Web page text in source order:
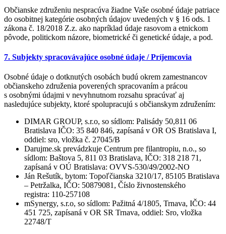
Občianske združeniu nespracúva žiadne Vaše osobné údaje patriace
do osobitnej kategórie osobných údajov uvedených v § 16 ods. 1
zákona č. 18/2018 Z.z. ako napríklad údaje rasovom a etnickom
pôvode, politickom názore, biometrické či genetické údaje, a pod.
7. Subjekty spracovávajúce osobné údaje / Príjemcovia
Osobné údaje o dotknutých osobách budú okrem zamestnancov
občianskeho združenia poverených spracovaním a prácou
s osobnými údajmi v nevyhnutnom rozsahu spracúvať aj
nasledujúce subjekty, ktoré spolupracujú s občianskym združením:
DIMAR GROUP, s.r.o, so sídlom: Palisády 50,811 06
Bratislava IČO: 35 840 846, zapísaná v OR OS Bratislava I,
oddiel: sro, vložka č. 27045/B
Darujme.sk prevádzkuje Centrum pre filantropiu, n.o., so
sídlom: Baštova 5, 811 03 Bratislava, IČO: 318 218 71,
zapísaná v OÚ Bratislava: OVVS-530/49/2002-NO
Ján Rešutík, bytom: Topoľčianska 3210/17, 85105 Bratislava
– Petržalka, IČO: 50879081, Číslo živnostenského
registra: 110-257108
mSynergy, s.r.o, so sídlom: Pažitná 4/1805, Trnava, IČO: 44
451 725, zapísaná v OR SR Trnava, oddiel: Sro, vložka
22748/T